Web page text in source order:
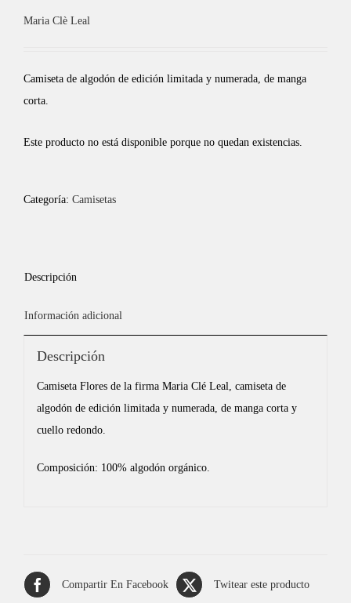
Maria Clè Leal
Camiseta de algodón de edición limitada y numerada, de manga
corta.
Este producto no está disponible porque no quedan existencias.
Categoría: Camisetas
Descripción
Información adicional
Descripción
Camiseta Flores de la firma Maria Clé Leal, camiseta de
algodón de edición limitada y numerada, de manga corta y
cuello redondo.
Composición: 100% algodón orgánico.
Compartir En Facebook Twitear este producto